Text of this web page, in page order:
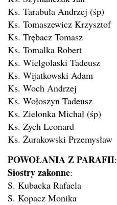
Ks. Tarabuła Andrzej (śp)
Ks. Tomaszewicz Krzysztof
Ks. Trębacz Tomasz
Ks. Tomalka Robert
Ks. Wielgolaski Tadeusz
Ks. Wijatkowski Adam
Ks. Woch Andrzej
Ks. Wołoszyn Tadeusz
Ks. Zielonka Michał (śp)
Ks. Zych Leonard
Ks. Żurakowski Przemysław
POWOŁANIA Z PARAFII:
Siostry zakonne:
S. Kubacka Rafaela
S. Kopacz Monika